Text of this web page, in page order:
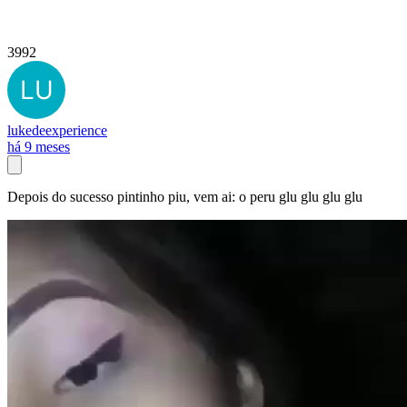
3992
lukedeexperience
há 9 meses
Depois do sucesso pintinho piu, vem ai: o peru glu glu glu glu